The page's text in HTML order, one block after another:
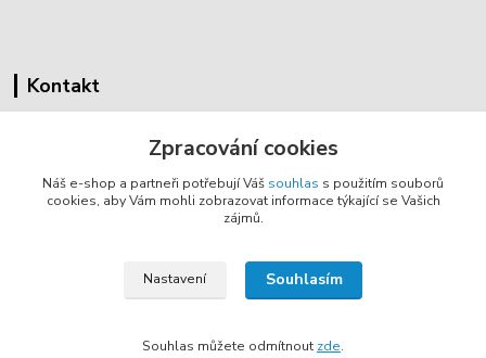
Kontakt
Zákostelí 83
783 44 Náměšť na Hané
Zpracování cookies
Náš e-shop a partneři potřebují Váš souhlas s použitím souborů
cookies, aby Vám mohli zobrazovat informace týkající se Vašich
zájmů.
Nastavení Souhlasím
Souhlas můžete odmítnout zde.